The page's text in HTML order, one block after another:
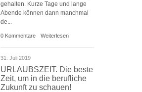
gehalten. Kurze Tage und lange
Abende können dann manchmal
de...
0 Kommentare Weiterlesen
31. Juli 2019
URLAUBSZEIT. Die beste
Zeit, um in die berufliche
Zukunft zu schauen!